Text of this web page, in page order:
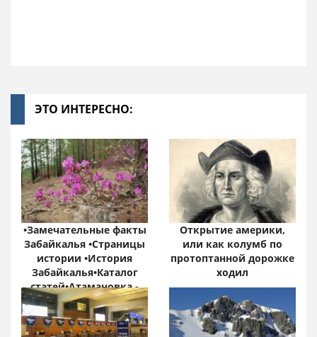
ЭТО ИНТЕРЕСНО:
•Замечательные факты
Забайкалья •Страницы
истории •История
Забайкалья•Каталог
статей•Атамановка -
Онлайн•
Забайкальский край:
цифры и факты
Открытие америки,
или как колумб по
протоптанной дорожке
ходил